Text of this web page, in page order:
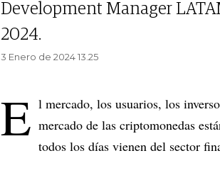
Development Manager
2024.
3 Enero de 2024 13.25
E l mercado, los usuarios, los
mercado de las criptomonedas
todos los días vienen del sector